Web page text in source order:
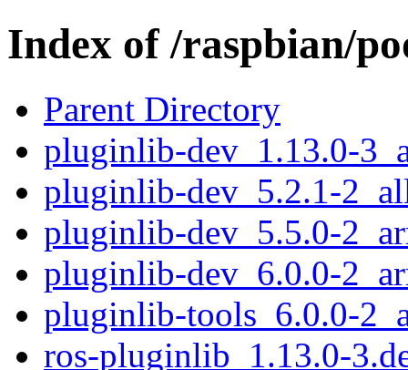
Index of /raspbian/
Parent Directory
pluginlib-dev_1.13.0-
pluginlib-dev_5.2.1-
pluginlib-dev_5.5.0-
pluginlib-dev_6.0.0-
pluginlib-tools_6.0.0-
ros-pluginlib_1.13.0-